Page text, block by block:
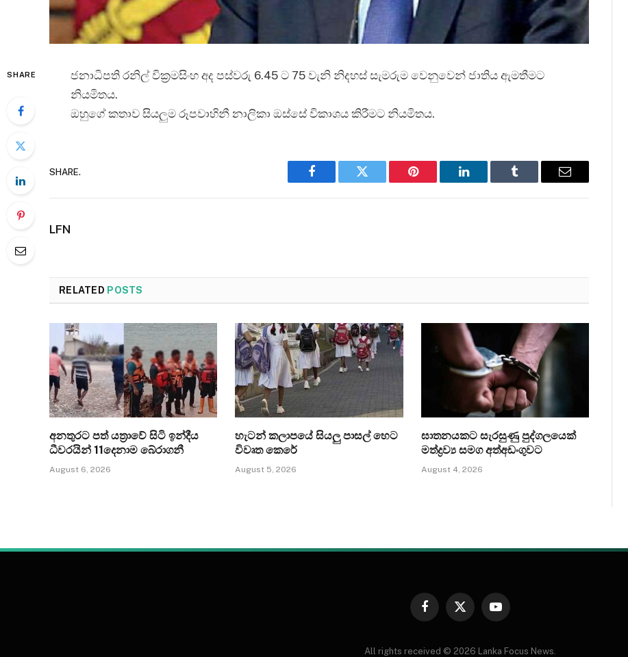
SHARE
ජනාධිපති රනිල් වික්‍රමසිංහ අද පස්වරු 6.45 ට 75 වැනි නිදහස් සැමරුම වෙනුවෙන් ජාතිය ඇමතීමට
නියමිතය.
ඔහුගේ කතාව සියලුම රූපවාහිනී නාලිකා ඔස්සේ විකාශය කිරීමට නියමිතය.
SHARE.
Facebook Twitter Pinterest LinkedIn Tumblr Email
LFN
RELATED POSTS
අනතුරට පත් යත්‍රාවේ සිටි ඉන්දීය
ධීවරයින් 11දෙනාම බේරාගනී
August 6, 2026
හැටන් කලාපයේ සියලු පාසල් හෙට
විවෘත කෙරේ
August 5, 2026
ඝාතනයකට සැරසුණු පුද්ගලයෙක්
මත්ද්‍රව්‍ය සමග අත්අඩංගුවට
August 4, 2026
Facebook
X
YouTube
All rights received © 2026 Lanka Focus News.